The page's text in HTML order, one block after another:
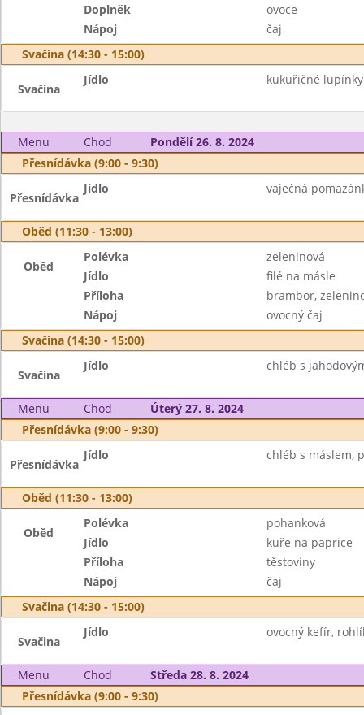
Doplněk
ovoce
Nápoj
čaj
Svačina (14:30 - 15:00)
Svačina
Jídlo kukuřičné
Menu Chod
Pondělí 26. 8. 2024
Přesnídávka (9:00 - 9:30)
Přesnídávka
Jídlo vaječná
Oběd (11:30 - 13:00)
Oběd
Polévka
zeleninová
Jídlo
filé na másle
Příloha
brambor,
Nápoj
ovocný čaj
Svačina (14:30 - 15:00)
Svačina
Jídlo chléb s
Menu Chod
Úterý 27. 8. 2024
Přesnídávka (9:00 - 9:30)
Přesnídávka
Jídlo chléb s máslem,
Oběd (11:30 - 13:00)
Oběd
Polévka
pohanková
Jídlo
kuře na paprice
Příloha
těstoviny
Nápoj
čaj
Svačina (14:30 - 15:00)
Svačina
Jídlo ovocný kefír,
Menu Chod
Středa 28. 8. 2024
Přesnídávka (9:00 - 9:30)